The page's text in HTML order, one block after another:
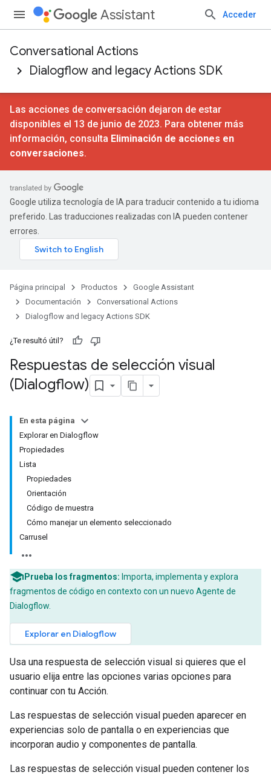
Assistant Acceder
Conversational Actions
Dialogflow and legacy Actions SDK
Las acciones de conversación dejaron de estar
disponibles el 13 de junio de 2023. Para obtener más
información, consulta Eliminación de acciones en
conversaciones.
Google utiliza tecnología de IA para traducir contenido a tu idioma
preferido. Las traducciones realizadas con IA pueden contener
errores.
Página principal Productos
Google Assistant
Documentación
Conversational Actions
Dialogflow and legacy Actions SDK
¿Te resultó útil?
Respuestas de selección visual
(Dialogflow)
En esta página
Explorar en Dialogflow
Propiedades
Lista
Propiedades
Orientación
Código de muestra
Cómo manejar un elemento seleccionado
Carrusel
Prueba los fragmentos: Importa, implementa y explora
fragmentos de código en contexto con un nuevo Agente de
Dialogflow.
Explorar en Dialogflow
Usa una respuesta de selección visual si quieres que el
usuario elija entre las opciones varias opciones para
continuar con tu Acción.
Las respuestas de selección visual pueden aparecer en
experiencias solo de pantalla o en experiencias que
incorporan audio y componentes de pantalla.
Las respuestas de selección visual pueden contener los